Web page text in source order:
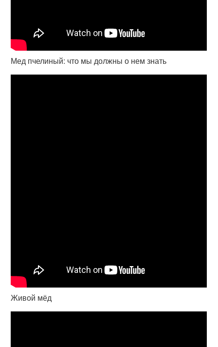
Мед пчелиный: что мы должны о нем знать
Живой мёд